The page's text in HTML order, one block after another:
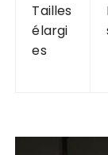
Tailles
élargi
es